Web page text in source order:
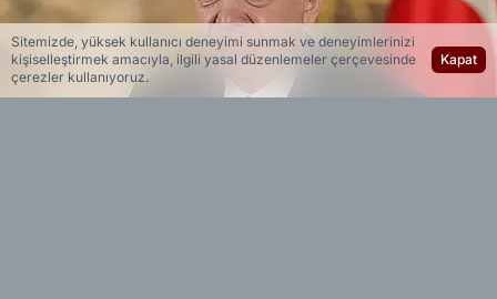
Sitemizde, yüksek kullanıcı deneyimi sunmak ve deneyimlerinizi
kişiselleştirmek amacıyla, ilgili yasal düzenlemeler çerçevesinde
çerezler kullanıyoruz.
Kapat